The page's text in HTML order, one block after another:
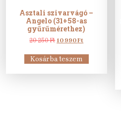
Asztali szivarvágó –
Angelo (31+58-as
gyűrűmérethez)
20 250Ft Original
was:
20
10 990FtCurrent
is:
10
Kosárba teszem